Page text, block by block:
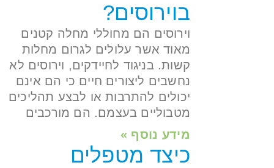
בוירוסים?
וירוסים הם מחוללי מחלה קטנים
מאוד אשר עלולים לגרום מחלות
קשות. בניגוד לחיידקים, וירוסים לא
נחשבים ליצורים חיים כי הם אינם
יכולים להתרבות או לבצע תהליכים
מטבוליים בעצמם. הם מורכבים
מידע נוסף »
כיצד מטפלים